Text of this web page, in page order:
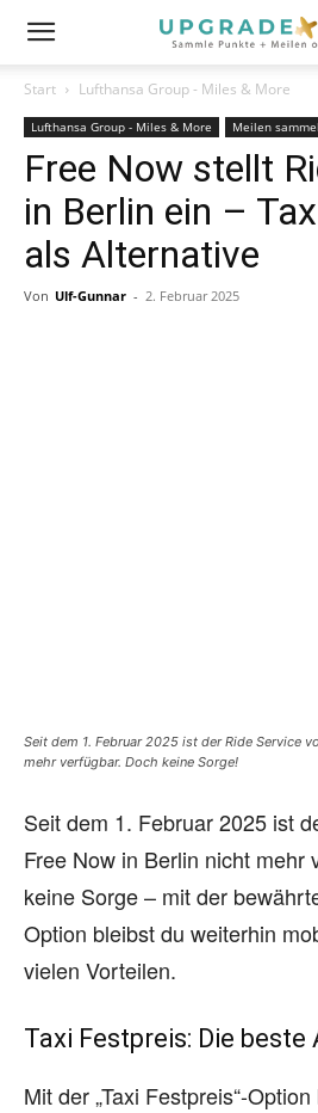
Start Lufthansa Group - Miles & More
Lufthansa Group - Miles & More Meilen
Free Now stellt
in Berlin ein –
als Alternative
Von Ulf-Gunnar - 2. Februar 2025
Seit dem 1. Februar 2025 ist der Ride Service
mehr verfügbar. Doch keine Sorge!
Seit dem 1. Februar 2025 ist
Free Now in Berlin nicht mehr
keine Sorge – mit der
Option bleibst du weiterhin
vielen Vorteilen.
Taxi Festpreis: Die
Mit der „Taxi Festpreis“-